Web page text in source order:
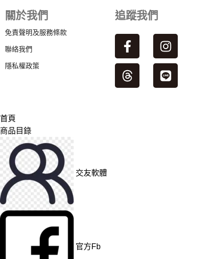
關於我們
免責聲明及服務條款
聯絡我們
隱私權政策
追蹤我們
首頁
商品目錄
交友軟體
官方Fb